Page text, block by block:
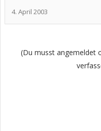
4. April 2003
(Du musst angemeldet